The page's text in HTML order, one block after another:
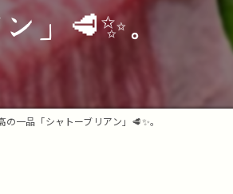
ール」🥩✨。
一品「シャトーブリアン」🥩✨。